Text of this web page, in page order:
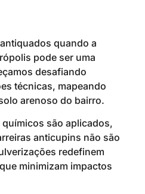
quando a
pode ser uma
desafiando
técnicas, mapeando
arenoso do bairro.
são aplicados,
anticupins não são
redefinem
minimizam impactos